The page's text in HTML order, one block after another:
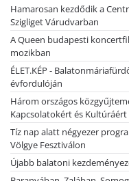
Hamarosan kezdődik a
Szigliget Várudvarban
A Queen budapesti
mozikban
ÉLET.KÉP -
évfordulóján
Három országos
Kapcsolatokért és
Tíz nap alatt négyezer
Völgye Fesztiválon
Újabb balatoni